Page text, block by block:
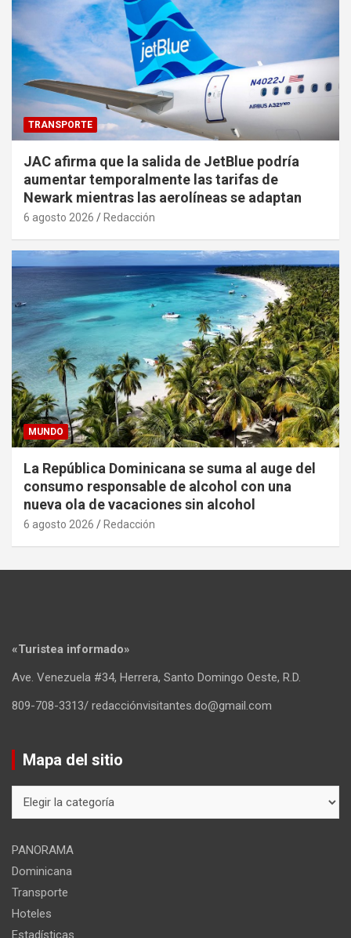
TRANSPORTE
JAC afirma que la salida de JetBlue podría
aumentar temporalmente las tarifas de
Newark mientras las aerolíneas se adaptan
6 agosto 2026 Redacción
MUNDO
La República Dominicana se suma al auge del
consumo responsable de alcohol con una
nueva ola de vacaciones sin alcohol
6 agosto 2026 Redacción
«Turistea informado»
Ave. Venezuela #34, Herrera, Santo Domingo Oeste, R.D.
809-708-3313/ redacciónvisitantes.do@gmail.com
Mapa del sitio
del
PANORAMA
Dominicana
Transporte
Hoteles
Estadísticas